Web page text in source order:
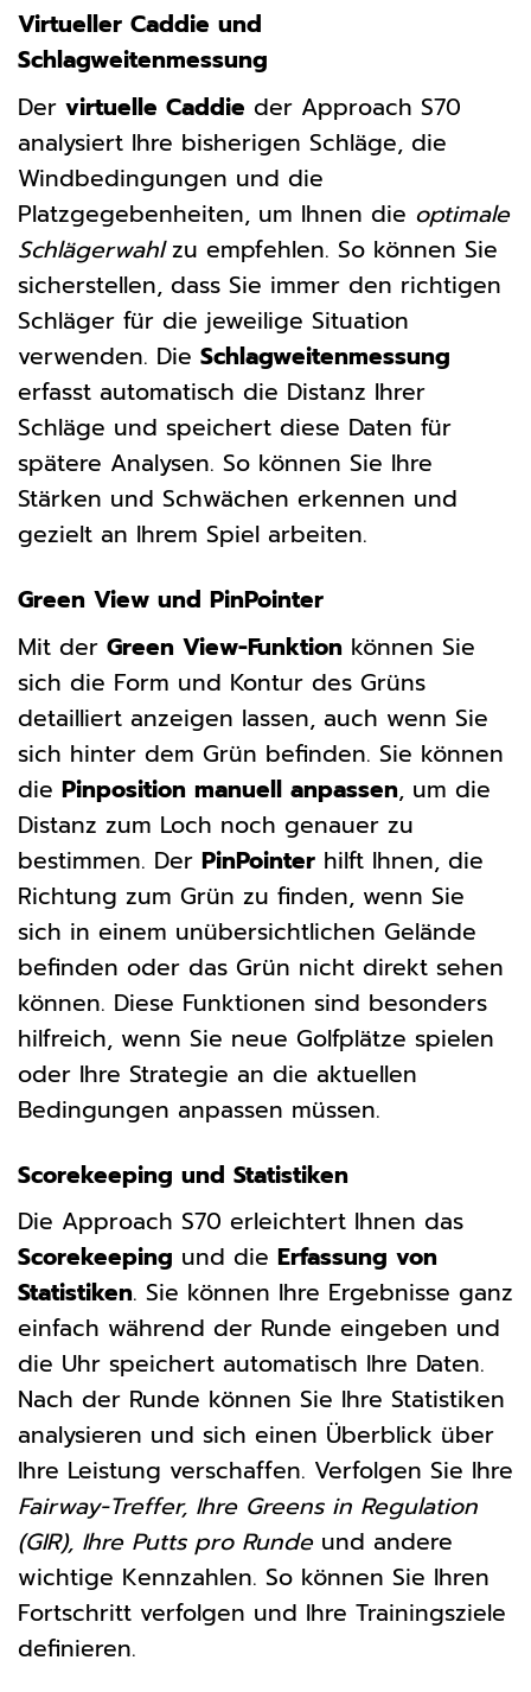
Virtueller Caddie und
Schlagweitenmessung
Der virtuelle Caddie der Approach S70
analysiert Ihre bisherigen Schläge, die
Windbedingungen und die
Platzgegebenheiten, um Ihnen die optimale
Schlägerwahlzu empfehlen. So können Sie
sicherstellen, dass Sie immer den richtigen
Schläger für die jeweilige Situation
verwenden. Die Schlagweitenmessung
erfasst automatisch die Distanz Ihrer
Schläge und speichert diese Daten für
spätere Analysen. So können Sie Ihre
Stärken und Schwächen erkennen und
gezielt an Ihrem Spiel arbeiten.
Green View und PinPointer
Mit der Green View-Funktion können Sie
sich die Form und Kontur des Grüns
detailliert anzeigen lassen, auch wenn Sie
sich hinter dem Grün befinden. Sie können
die Pinposition manuell anpassen, um die
Distanz zum Loch noch genauer zu
bestimmen. Der PinPointer hilft Ihnen, die
Richtung zum Grün zu finden, wenn Sie
sich in einem unübersichtlichen Gelände
befinden oder das Grün nicht direkt sehen
können. Diese Funktionen sind besonders
hilfreich, wenn Sie neue Golfplätze spielen
oder Ihre Strategie an die aktuellen
Bedingungen anpassen müssen.
Scorekeeping und Statistiken
Die Approach S70 erleichtert Ihnen das
Scorekeeping und die Erfassung von
Statistiken. Sie können Ihre Ergebnisse ganz
einfach während der Runde eingeben und
die Uhr speichert automatisch Ihre Daten.
Nach der Runde können Sie Ihre Statistiken
analysieren und sich einen Überblick über
Ihre Leistung verschaffen. Verfolgen Sie Ihre
Fairway-Treffer, Ihre Greens in Regulation
(GIR), Ihre Putts pro Rundeund andere
wichtige Kennzahlen. So können Sie Ihren
Fortschritt verfolgen und Ihre Trainingsziele
definieren.